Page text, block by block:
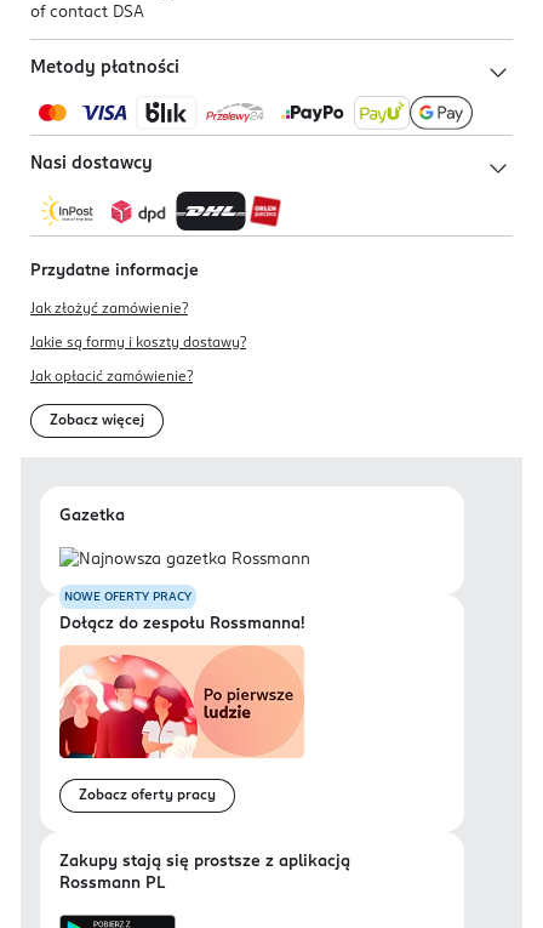
of contact DSA
Metody płatności
Nasi dostawcy
Przydatne informacje
Jak złożyć zamówienie?
Jakie są formy i koszty dostawy?
Jak opłacić zamówienie?
Zobacz więcej
Gazetka
NOWE OFERTY PRACY
Dołącz do zespołu Rossmanna!
Zobacz oferty pracy
Zakupy stają się prostsze z aplikacją
Rossmann PL